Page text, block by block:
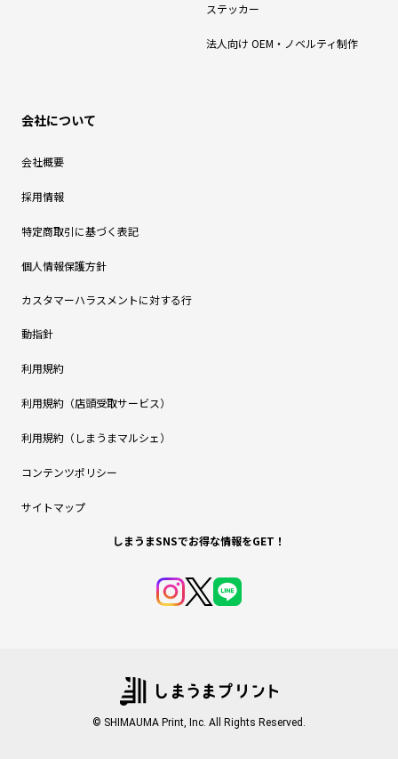
ステッカー
法人向け OEM・ノベルティ制作
会社について
会社概要
採用情報
特定商取引に基づく表記
個人情報保護方針
カスタマーハラスメントに対する行
動指針
利用規約
利用規約（店頭受取サービス）
利用規約（しまうまマルシェ）
コンテンツポリシー
サイトマップ
しまうまSNSでお得な情報をGET！
© SHIMAUMA Print, Inc. All Rights Reserved.